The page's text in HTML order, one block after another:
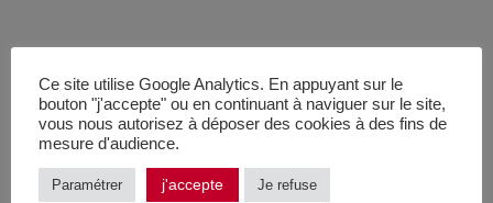
Ce site utilise Google Analytics. En appuyant sur le
bouton "j'accepte" ou en continuant à naviguer sur le site,
vous nous autorisez à déposer des cookies à des fins de
mesure d'audience.
Paramétrer j'accepte Je refuse